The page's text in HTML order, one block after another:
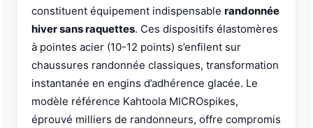
constituent équipement indispensable randonnée
hiver sans raquettes. Ces dispositifs élastomères
à pointes acier (10-12 points) s’enfilent sur
chaussures randonnée classiques, transformation
instantanée en engins d’adhérence glacée. Le
modèle référence Kahtoola MICROspikes,
éprouvé milliers de randonneurs, offre compromis